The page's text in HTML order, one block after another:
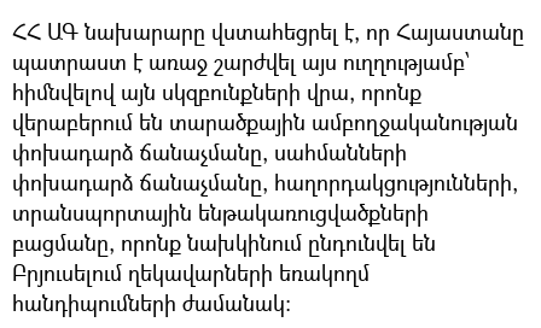
ՀՀ ԱԳ նախարարը վստահեցրել է, որ Հայաստանը
պատրաստ է առաջ շարժվել այս ուղղությամբ՝
հիմնվելով այն սկզբունքների վրա, որոնք
վերաբերում են տարածքային ամբողջականության
փոխադարձ ճանաչմանը, սահմանների
փոխադարձ ճանաչմանը, հաղորդակցությունների,
տրանսպորտային ենթակառուցվածքների
բացմանը, որոնք նախկինում ընդունվել են
Բրյուսելում ղեկավարների եռակողմ
հանդիպումների ժամանակ: